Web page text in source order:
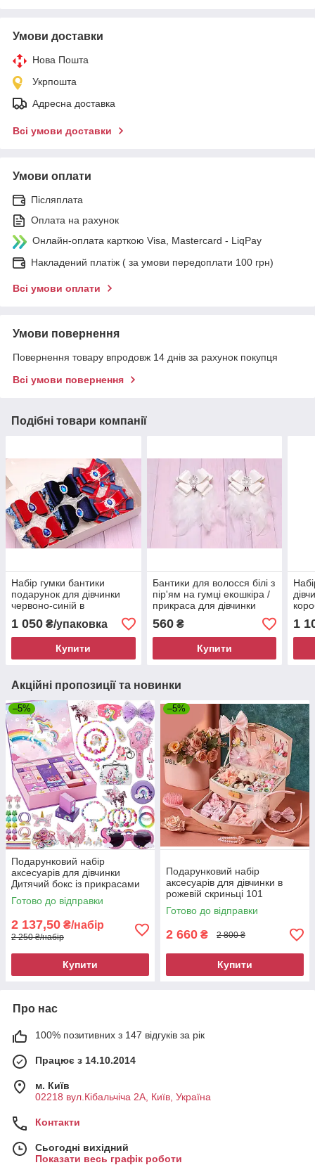
Умови доставки
Нова Пошта
Укрпошта
Адресна доставка
Всі умови доставки
Умови оплати
Післяплата
Оплата на рахунок
Онлайн-оплата карткою Visa, Mastercard - LiqPay
Накладений платіж ( за умови передоплати 100 грн)
Всі умови оплати
Умови повернення
Повернення товару впродовж 14 днів за рахунок покупця
Всі умови повернення
Подібні товари компанії
Набір гумки бантики
подарунок для дівчинки
червоно-синій в
подарунковій коробці 334
Об
1 050 ₴/упаковка
Купити
Бантики для волосся білі з
пір'ям на гумці екошкіра /
прикраса для дівчинки
набір 2 шт 428
560₴
Купити
1
Акційні пропозиції та новинки
–5%
Подарунковий набір
аксесуарів для дівчинки
Дитячий бокс із прикрасами
Єдиноріг 9055
Готово до відправки
2 137,50 ₴/набір
2 250 ₴/набір
Купити
–5%
Подарунковий набір
аксесуарів для дівчинки в
рожевій скриньці 101
предмет 8981
Готово до відправки
2 660 ₴ 2 800 ₴
Купити
Про нас
100% позитивних з 147 відгуків за рік
Працює з 14.10.2014
м. Київ
02218 вул.Кібальчіча 2А, Київ, Україна
Контакти
Сьогодні вихідний
Показати весь графік роботи